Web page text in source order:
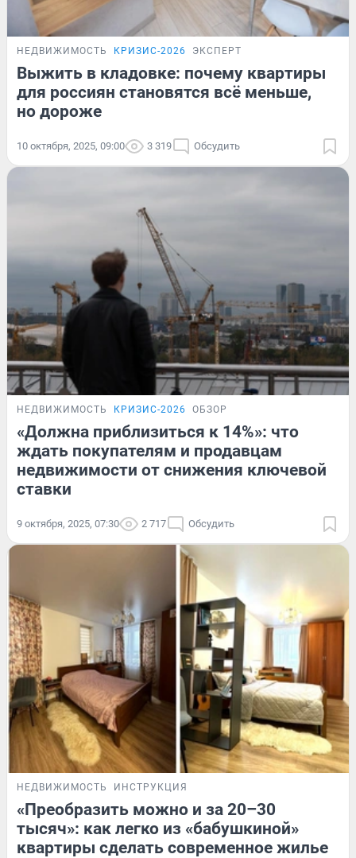
НЕДВИЖИМОСТЬ КРИЗИС-2026 ЭКСПЕРТ
Выжить в кладовке: почему квартиры
для россиян становятся всё меньше,
но дороже
10 октября, 2025, 09:00 3 319 Обсудить
НЕДВИЖИМОСТЬ КРИЗИС-2026 ОБЗОР
«Должна приблизиться к 14%»: что
ждать покупателям и продавцам
недвижимости от снижения ключевой
ставки
9 октября, 2025, 07:30 2 717 Обсудить
НЕДВИЖИМОСТЬ ИНСТРУКЦИЯ
«Преобразить можно и за 20–30
тысяч»: как легко из «бабушкиной»
квартиры сделать современное жилье